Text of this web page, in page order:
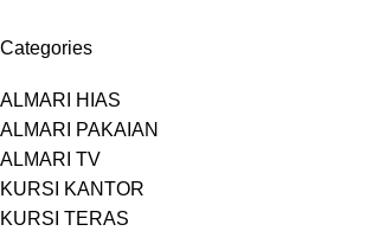
Categories
ALMARI HIAS
ALMARI PAKAIAN
ALMARI TV
KURSI KANTOR
KURSI TERAS